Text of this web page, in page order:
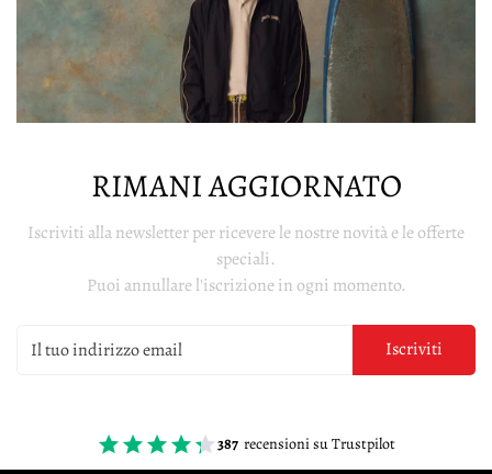
RIMANI AGGIORNATO
Iscriviti alla newsletter per ricevere le nostre novità e le offerte
speciali.
Puoi annullare l'iscrizione in ogni momento.
Iscriviti
387 recensioni su Trustpilot